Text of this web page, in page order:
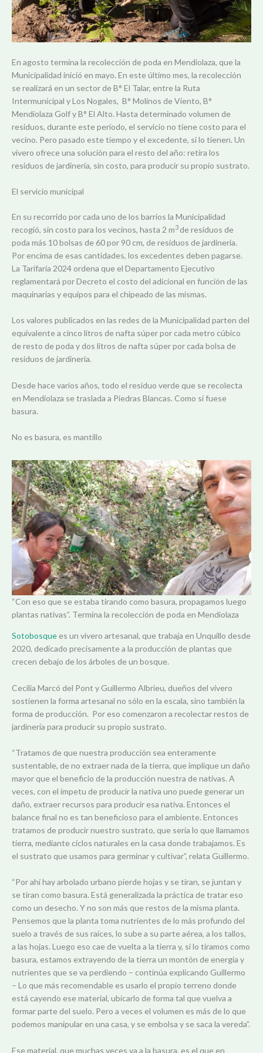
En agosto termina la recolección de poda en Mendiolaza, que la
Municipalidad inició en mayo. En este último mes, la recolección
se realizará en un sector de B° El Talar, entre la Ruta
Intermunicipal y Los Nogales, B° Molinos de Viento, B°
Mendiolaza Golf y B° El Alto. Hasta determinado volumen de
residuos, durante este período, el servicio no tiene costo para el
vecino. Pero pasado este tiempo y el excedente, si lo tienen. Un
vivero ofrece una solución para el resto del año: retira los
residuos de jardinería, sin costo, para producir su propio sustrato.
El servicio municipal
En su recorrido por cada uno de los barrios la Municipalidad
recogió, sin costo para los vecinos, hasta 2 m3de residuos de
poda más 10 bolsas de 60 por 90 cm, de residuos de jardinería.
Por encima de esas cantidades, los excedentes deben pagarse.
La Tarifaria 2024 ordena que el Departamento Ejecutivo
reglamentará por Decreto el costo del adicional en función de las
maquinarias y equipos para el chipeado de las mismas.
Los valores publicados en las redes de la Municipalidad parten del
equivalente a cinco litros de nafta súper por cada metro cúbico
de resto de poda y dos litros de nafta súper por cada bolsa de
residuos de jardinería.
Desde hace varios años, todo el residuo verde que se recolecta
en Mendiolaza se traslada a Piedras Blancas. Como si fuese
basura.
No es basura, es mantillo
“Con eso que se estaba tirando como basura, propagamos luego
plantas nativas”. Termina la recolección de poda en Mendiolaza
Sotobosque es un vivero artesanal, que trabaja en Unquillo desde
2020, dedicado precisamente a la producción de plantas que
crecen debajo de los árboles de un bosque.
Cecilia Marcó del Pont y Guillermo Albrieu, dueños del vivero
sostienen la forma artesanal no sólo en la escala, sino también la
forma de producción. Por eso comenzaron a recolectar restos de
jardinería para producir su propio sustrato.
“Tratamos de que nuestra producción sea enteramente
sustentable, de no extraer nada de la tierra, que implique un daño
mayor que el beneficio de la producción nuestra de nativas. A
veces, con el ímpetu de producir la nativa uno puede generar un
daño, extraer recursos para producir esa nativa. Entonces el
balance final no es tan beneficioso para el ambiente. Entonces
tratamos de producir nuestro sustrato, que sería lo que llamamos
tierra, mediante ciclos naturales en la casa donde trabajamos. Es
el sustrato que usamos para germinar y cultivar”, relata Guillermo.
“Por ahí hay arbolado urbano pierde hojas y se tiran, se juntan y
se tiran como basura. Está generalizada la práctica de tratar eso
como un desecho. Y no son más que restos de la misma planta.
Pensemos que la planta toma nutrientes de lo más profundo del
suelo a través de sus raíces, lo sube a su parte aérea, a los tallos,
a las hojas. Luego eso cae de vuelta a la tierra y, si lo tiramos como
basura, estamos extrayendo de la tierra un montón de energía y
nutrientes que se va perdiendo – continúa explicando Guillermo
– Lo que más recomendable es usarlo el propio terreno donde
está cayendo ese material, ubicarlo de forma tal que vuelva a
formar parte del suelo. Pero a veces el volumen es más de lo que
podemos manipular en una casa, y se embolsa y se saca la vereda”.
Ese material, que muchas veces va a la basura, es el que en